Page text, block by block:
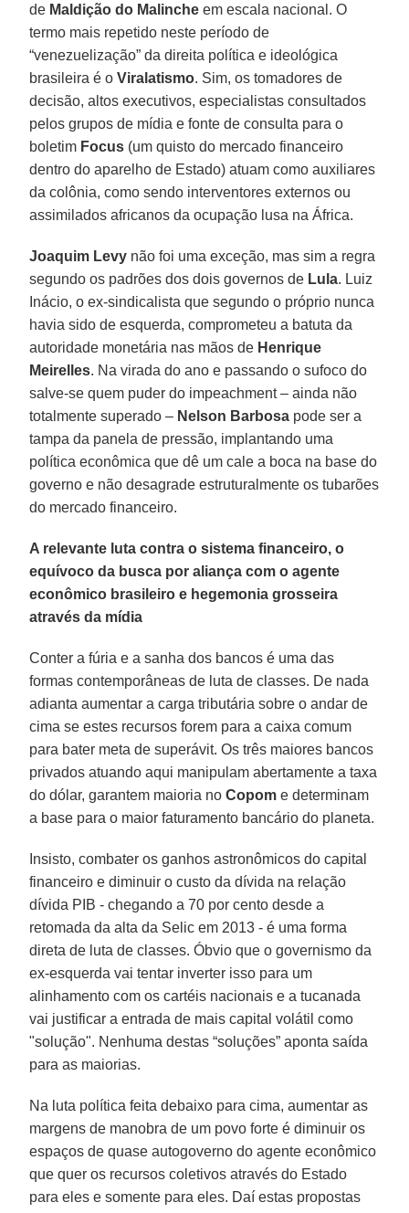
de Maldição do Malinche em escala nacional. O
termo mais repetido neste período de
“venezuelização” da direita política e ideológica
brasileira é oViralatismo. Sim, os tomadores de
decisão, altos executivos, especialistas consultados
pelos grupos de mídia e fonte de consulta para o
boletim Focus (um quisto do mercado financeiro
dentro do aparelho de Estado) atuam como auxiliares
da colônia, como sendo interventores externos ou
assimilados africanos da ocupação lusa na África.
Joaquim Levy não foi uma exceção, mas sim a regra
segundo os padrões dos dois governos de Lula. Luiz
Inácio, o ex-sindicalista que segundo o próprio nunca
havia sido de esquerda, comprometeu a batuta da
autoridade monetária nas mãos de Henrique
Meirelles. Na virada do ano e passando o sufoco do
salve-se quem puder do impeachment – ainda não
totalmente superado – Nelson Barbosa pode ser a
tampa da panela de pressão, implantando uma
política econômica que dê um cale a boca na base do
governo e não desagrade estruturalmente os tubarões
do mercado financeiro.
A relevante luta contra o sistema financeiro, o
equívoco da busca por aliança com o agente
econômico brasileiro e hegemonia grosseira
através da mídia
Conter a fúria e a sanha dos bancos é uma das
formas contemporâneas de luta de classes. De nada
adianta aumentar a carga tributária sobre o andar de
cima se estes recursos forem para a caixa comum
para bater meta de superávit. Os três maiores bancos
privados atuando aqui manipulam abertamente a taxa
do dólar, garantem maioria noCopom e determinam
a base para o maior faturamento bancário do planeta.
Insisto, combater os ganhos astronômicos do capital
financeiro e diminuir o custo da dívida na relação
dívida PIB - chegando a 70 por cento desde a
retomada da alta da Selic em 2013 - é uma forma
direta de luta de classes. Óbvio que o governismo da
ex-esquerda vai tentar inverter isso para um
alinhamento com os cartéis nacionais e a tucanada
vai justificar a entrada de mais capital volátil como
"solução". Nenhuma destas “soluções” aponta saída
para as maiorias.
Na luta política feita debaixo para cima, aumentar as
margens de manobra de um povo forte é diminuir os
espaços de quase autogoverno do agente econômico
que quer os recursos coletivos através do Estado
para eles e somente para eles. Daí estas propostas